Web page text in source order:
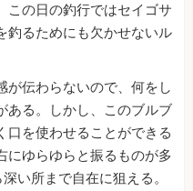
この日の釣行ではセイゴサ
釣るためにも欠かせないル
が伝わらないので、何をし
ある。しかし、このブルブ
口を使わせることができる
にゆらゆらと振るものが多
い所まで自在に狙える。